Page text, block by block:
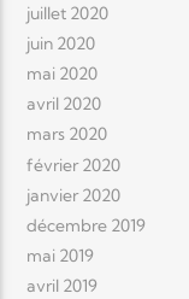
juillet 2020
juin 2020
mai 2020
avril 2020
mars 2020
février 2020
janvier 2020
décembre 2019
mai 2019
avril 2019